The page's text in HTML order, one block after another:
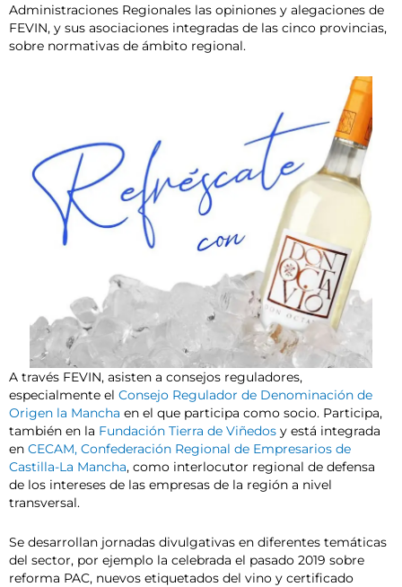
Administraciones Regionales las opiniones y alegaciones de
FEVIN, y sus asociaciones integradas de las cinco provincias,
sobre normativas de ámbito regional.
A través FEVIN, asisten a consejos reguladores,
especialmente el Consejo Regulador de Denominación de
Origen la Mancha en el que participa como socio. Participa,
también en la Fundación Tierra de Viñedos y está integrada
en CECAM, Confederación Regional de Empresarios de
Castilla-La Mancha, como interlocutor regional de defensa
de los intereses de las empresas de la región a nivel
transversal.
Se desarrollan jornadas divulgativas en diferentes temáticas
del sector, por ejemplo la celebrada el pasado 2019 sobre
reforma PAC, nuevos etiquetados del vino y certificado